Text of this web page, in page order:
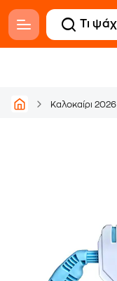
Καλοκαίρι 2026